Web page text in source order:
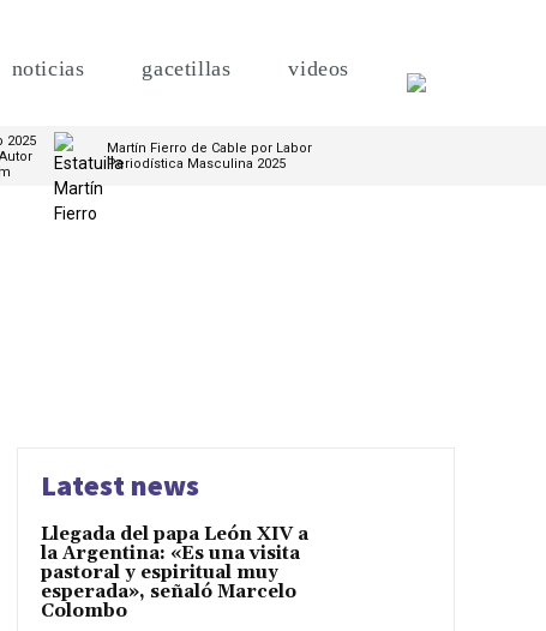
noticias gacetillas videos
2025
Martín Fierro de Cable por Labor
Periodística Masculina 2025
Latest news
Llegada del papa León XIV a
la Argentina: «Es una visita
pastoral y espiritual muy
esperada», señaló Marcelo
Colombo